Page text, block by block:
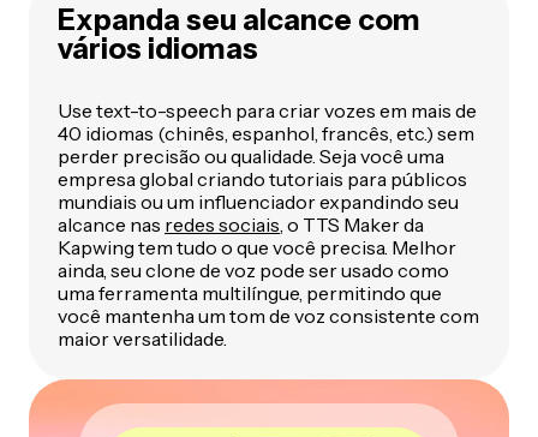
Expanda seu alcance com
vários idiomas
Use text-to-speech para criar vozes em mais de
40 idiomas (chinês, espanhol, francês, etc.) sem
perder precisão ou qualidade. Seja você uma
empresa global criando tutoriais para públicos
mundiais ou um influenciador expandindo seu
alcance nas redes sociais , o TTS Maker da
Kapwing tem tudo o que você precisa. Melhor
ainda, seu clone de voz pode ser usado como
uma ferramenta multilíngue, permitindo que
você mantenha um tom de voz consistente com
maior versatilidade.